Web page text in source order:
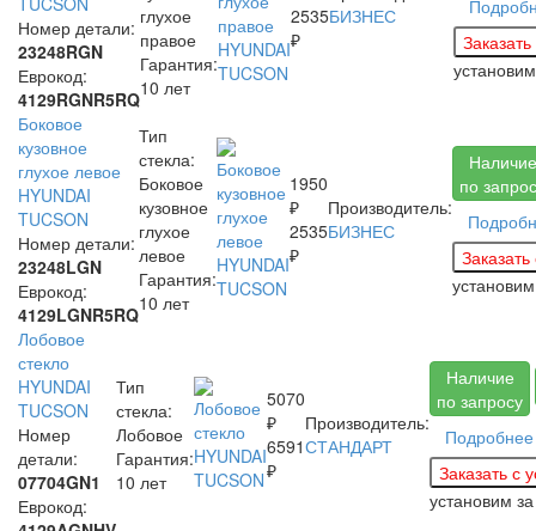
Номер детали:
23248RGN
Еврокод:
4129RGNR5RQ
глухое
правое
Гарантия:
10 лет
2535
₽
БИЗНЕС
Боковое
кузовное
глухое левое
HYUNDAI
TUCSON
Номер детали:
23248LGN
Еврокод:
4129LGNR5RQ
Тип
стекла:
Боковое
кузовное
глухое
левое
Гарантия:
10 лет
1950
₽
2535
₽
Производитель:
БИЗНЕС
Наличие
по
Лобовое
стекло
HYUNDAI
TUCSON
Номер
детали:
07704GN1
Еврокод:
Тип
стекла:
Лобовое
Гарантия:
10 лет
5070
₽
6591
₽
Производитель:
СТАНДАРТ
Наличие
по запросу
Подробнее
установим